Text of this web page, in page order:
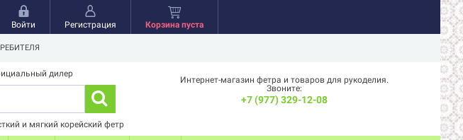
Войти Регистрация Корзина пуста
дилер
и мягкий корейский фетр
Интернет-магазин фетра и товаров для рукоделия.
Звоните:
+7 (977) 329-12-08